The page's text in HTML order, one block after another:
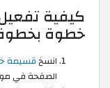
كيفية
خطوة
انسخ قسيمة
الصفحة في